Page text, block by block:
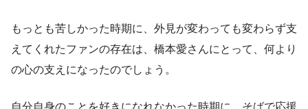
もっとも苦しかった時期に、外見が変わっても変わらず支
えてくれたファンの存在は、橋本愛さんにとって、何より
の心の支えになったのでしょう。
自分自身のことを好きになれなかった時期に、そばで応援